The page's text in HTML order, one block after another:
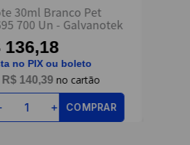
30ml Branco Pet
700 Un - Galvanotek
136,18
no PIX ou boleto
R$ 140,39
＋ COMPRAR